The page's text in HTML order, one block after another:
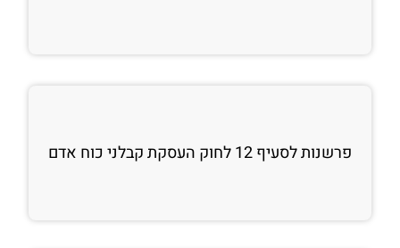
פרשנות לסעיף 12 לחוק העסקת קבלני כוח אדם